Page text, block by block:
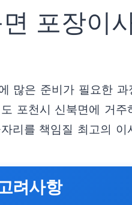
포장이
많은 준비가 필요한
포천시 신북면에 거
리를 책임질 최고의
려사항